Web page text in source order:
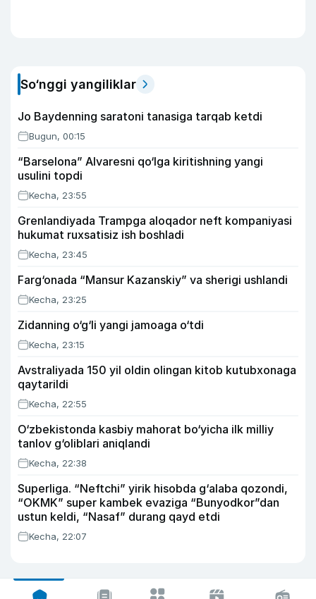
So‘nggi yangiliklar
Jo Baydenning saratoni tanasiga tarqab ketdi
Bugun, 00:15
“Barselona” Alvaresni qo‘lga kiritishning yangi
usulini topdi
Kecha, 23:55
Grenlandiyada Trampga aloqador neft kompaniyasi
hukumat ruxsatisiz ish boshladi
Kecha, 23:45
Farg‘onada “Mansur Kazanskiy” va sherigi ushlandi
Kecha, 23:25
Zidanning o‘g‘li yangi jamoaga o‘tdi
Kecha, 23:15
Avstraliyada 150 yil oldin olingan kitob kutubxonaga
qaytarildi
Kecha, 22:55
O‘zbekistonda kasbiy mahorat bo‘yicha ilk milliy
tanlov g‘oliblari aniqlandi
Kecha, 22:38
Superliga. “Neftchi” yirik hisobda g‘alaba qozondi,
“OKMK” super kambek evaziga “Bunyodkor”dan
ustun keldi, “Nasaf” durang qayd etdi
Kecha, 22:07